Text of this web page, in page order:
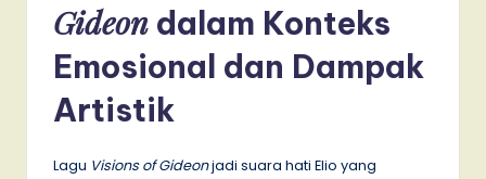
Gideon dalam Konteks
Emosional dan Dampak
Artistik
Lagu Visions of Gideonjadi suara hati Elio yang